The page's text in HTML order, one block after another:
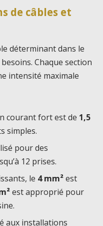
de câbles et
déterminant dans le
Chaque section
intensité maximale
courant fort est de 1,5
simples.
pour des
12 prises.
le 4 mm²est
est approprié pour
aux installations